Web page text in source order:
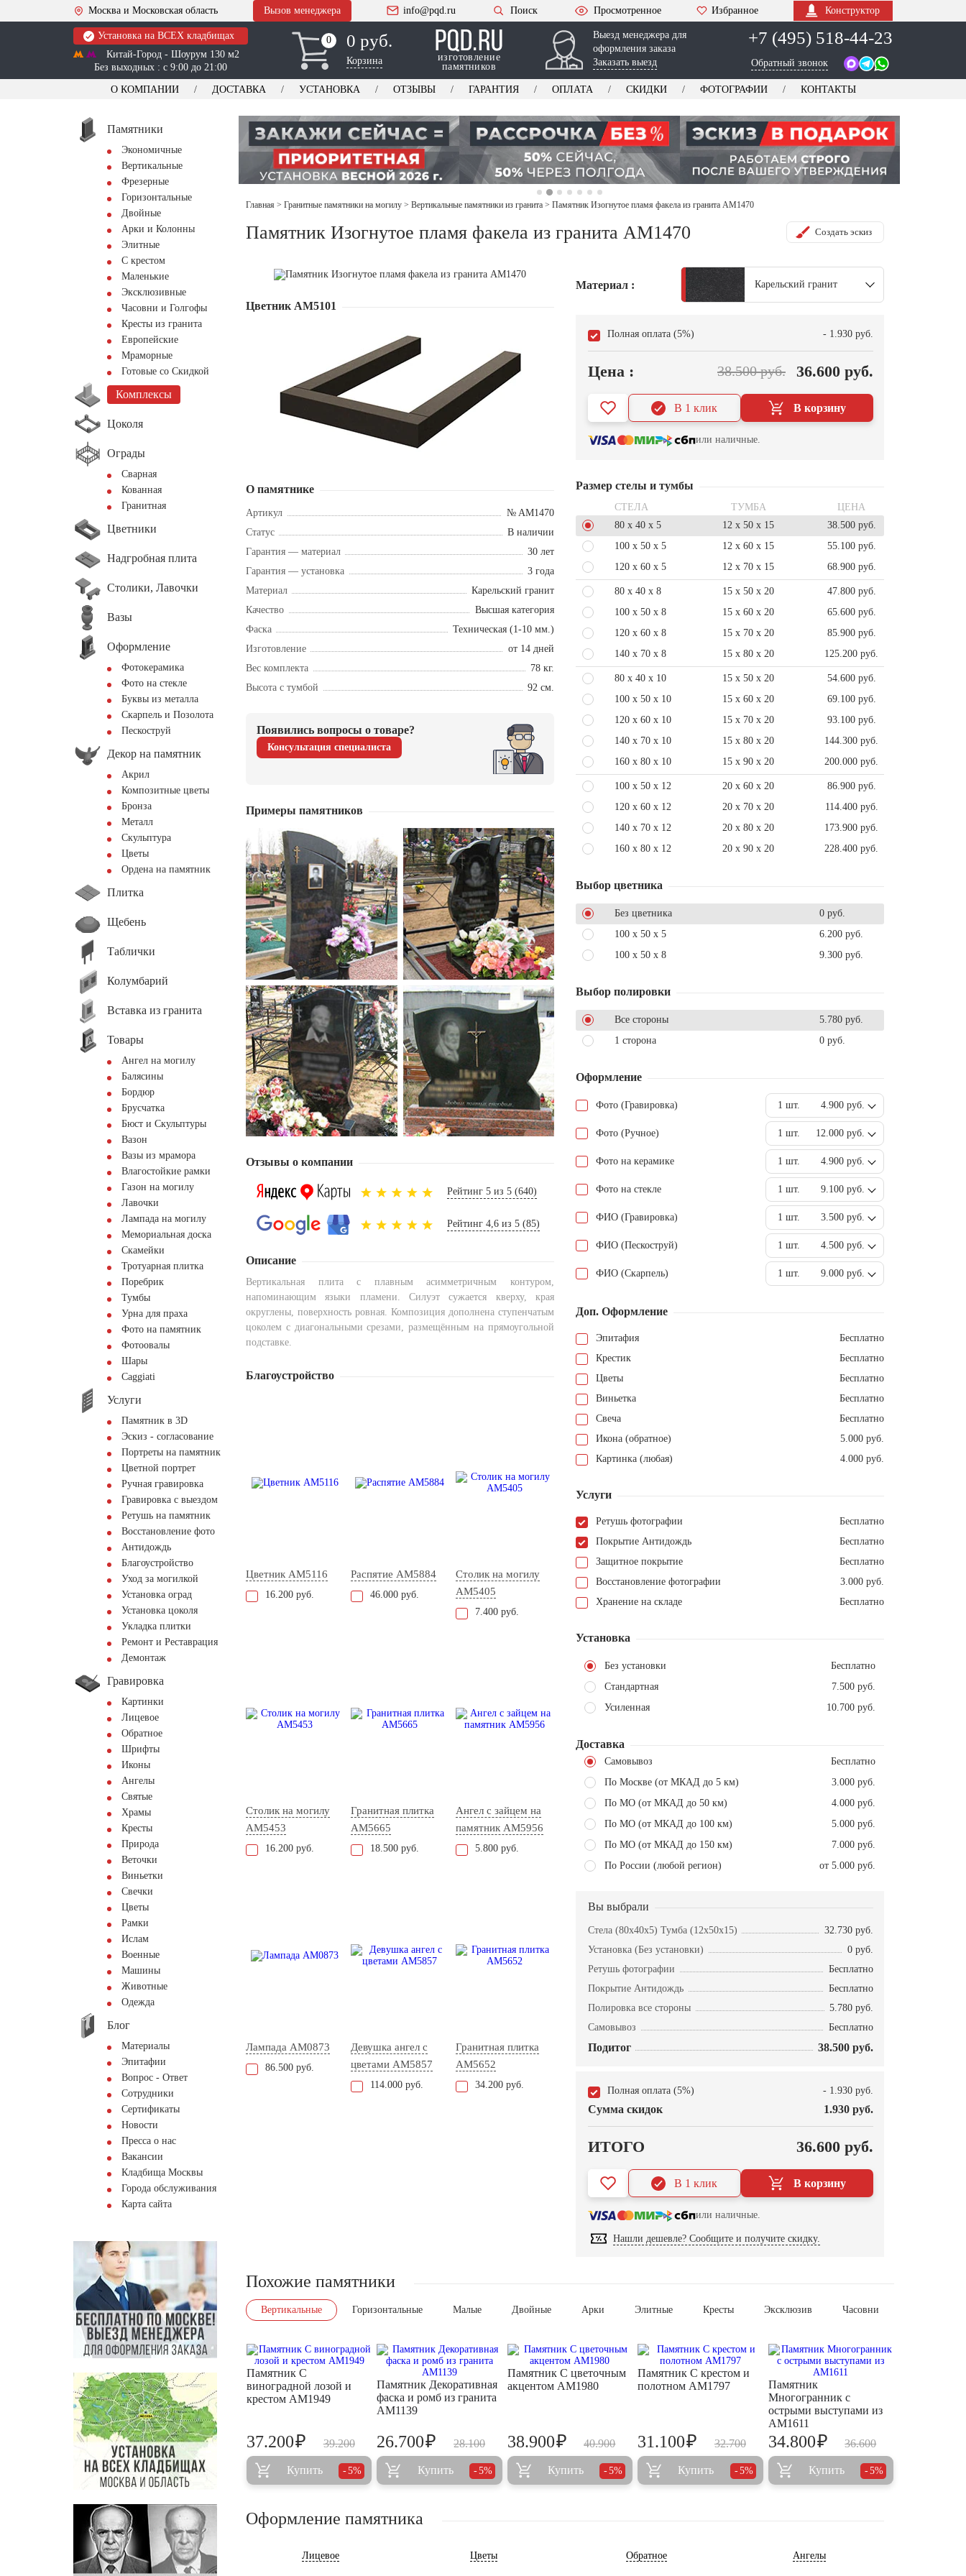
Москва и Московская область Вызов менеджера info@pqd.ru Поиск Просмотренное Избранное Конструктор
Установка на ВСЕХ кладбищах
Китай-Город - Шоурум 130 м2
Без выходных : с 9:00 до 21:00
0
0 0 руб.
Корзина
изготовление
памятников
Выезд менеджера для
оформления заказа
Заказать выезд
+7 (495) 518-44-23
Обратный звонок
О КОМПАНИИ ДОСТАВКА УСТАНОВКА ОТЗЫВЫ ГАРАНТИЯ ОПЛАТА СКИДКИ ФОТОГРАФИИ КОНТАКТЫ
Памятники
Экономичные
Вертикальные
Фрезерные
Горизонтальные
Двойные
Арки и Колонны
Элитные
С крестом
Маленькие
Эксклюзивные
Часовни и Голгофы
Кресты из гранита
Европейские
Мраморные
Готовые со Скидкой
Комплексы
Цоколя
Ограды
Сварная
Кованная
Гранитная
Цветники
Надгробная плита
Столики, Лавочки
Вазы
Оформление
Фотокерамика
Фото на стекле
Буквы из металла
Скарпель и Позолота
Пескоструй
Декор на памятник
Акрил
Композитные цветы
Бронза
Металл
Скульптура
Цветы
Ордена на памятник
Плитка
Щебень
Таблички
Колумбарий
Вставка из гранита
Товары
Ангел на могилу
Балясины
Бордюр
Брусчатка
Бюст и Скульптуры
Вазон
Вазы из мрамора
Влагостойкие рамки
Газон на могилу
Лавочки
Лампада на могилу
Мемориальная доска
Скамейки
Тротуарная плитка
Поребрик
Тумбы
Урна для праха
Фото на памятник
Фотоовалы
Шары
Сaggiati
Услуги
Памятник в 3D
Эскиз - согласование
Портреты на памятник
Цветной портрет
Ручная гравировка
Гравировка с выездом
Ретушь на памятник
Восстановление фото
Антидождь
Благоустройство
Уход за могилкой
Установка оград
Установка цоколя
Укладка плитки
Ремонт и Реставрация
Демонтаж
Гравировка
Картинки
Лицевое
Обратное
Шрифты
Иконы
Ангелы
Святые
Храмы
Кресты
Природа
Веточки
Виньетки
Свечки
Цветы
Рамки
Ислам
Военные
Машины
Животные
Одежда
Блог
Материалы
Эпитафии
Вопрос - Ответ
Сотрудники
Сертификаты
Новости
Пресса о нас
Вакансии
Кладбища Москвы
Города обслуживания
Карта сайта
Главная > Гранитные памятники на могилу > Вертикальные памятники из гранита > Памятник Изогнутое пламя факела из гранита AM1470
Памятник Изогнутое пламя факела из гранита AM1470 Создать эскиз
Цветник АМ5101
О памятнике
Артикул
№ AM1470
Статус
В наличии
Гарантия — материал
30 лет
Гарантия — установка
3 года
Материал
Карельский гранит
Качество
Высшая категория
Фаска
Техническая (1-10 мм.)
Изготовление
от 14 дней
Вес комплекта
78 кг.
Высота с тумбой
92 см.
Появились вопросы о товаре?
Консультация специалиста
Примеры памятников
Отзывы о компании
Рейтинг 5 из 5 (640)
Рейтинг 4,6 из 5 (85)
Описание
Вертикальная плита с плавным асимметричным контуром,
напоминающим языки пламени. Силуэт сужается кверху, края
округлены, поверхность ровная. Композиция дополнена ступенчатым
цоколем с диагональными срезами, размещённым на прямоугольной
подставке.
Благоустройство
Цветник AM5116
16.200 руб.
Распятие AM5884
46.000 руб.
Столик на могилу
AM5405
7.400 руб.
Столик на могилу
AM5453
16.200 руб.
Гранитная плитка
AM5665
18.500 руб.
Ангел с зайцем на
памятник AM5956
5.800 руб.
Лампада AM0873
86.500 руб.
Девушка ангел с
цветами AM5857
114.000 руб.
Гранитная плитка
AM5652
34.200 руб.
Материал : Карельский гранит
Полная оплата (5%) - 1.930 руб.
Цена : 38.500 руб. 36.600 руб.
В корзину
В 1 клик
или наличные.
Размер стелы и тумбы
СТЕЛА ТУМБА
ЦЕНА
80 x 40 x 5
12 x 50 x 15
38.500 руб.
100 x 50 x 5
12 x 60 x 15
55.100 руб.
120 x 60 x 5
12 x 70 x 15 68.900 руб.
80 x 40 x 8 15 x 50 x 20
47.800 руб.
100 x 50 x 8
15 x 60 x 20
65.600 руб.
120 x 60 x 8
15 x 70 x 20
85.900 руб.
140 x 70 x 8
15 x 80 x 20 125.200 руб.
80 x 40 x 10 15 x 50 x 20
54.600 руб.
100 x 50 x 10
15 x 60 x 20
69.100 руб.
120 x 60 x 10
15 x 70 x 20
93.100 руб.
140 x 70 x 10
15 x 80 x 20
144.300 руб.
160 x 80 x 10
15 x 90 x 20 200.000 руб.
100 x 50 x 12 20 x 60 x 20
86.900 руб.
120 x 60 x 12
20 x 70 x 20
114.400 руб.
140 x 70 x 12
20 x 80 x 20
173.900 руб.
160 x 80 x 12
20 x 90 x 20 228.400 руб.
Выбор цветника
Без цветника
0 руб.
100 x 50 x 5
6.200 руб.
100 x 50 x 8
9.300 руб.
Выбор полировки
Все стороны
5.780 руб.
1 сторона
0 руб.
Оформление
Фото (Гравировка) 1 шт. 4.900 руб.
Фото (Ручное) 1 шт. 12.000 руб.
Фото на керамике 1 шт. 4.900 руб.
Фото на стекле 1 шт. 9.100 руб.
ФИО (Гравировка) 1 шт. 3.500 руб.
ФИО (Пескоструй) 1 шт. 4.500 руб.
ФИО (Скарпель) 1 шт. 9.000 руб.
Доп. Оформление
Эпитафия
Бесплатно
Крестик
Бесплатно
Цветы
Бесплатно
Виньетка
Бесплатно
Свеча
Бесплатно
Икона (обратное)
5.000 руб.
Картинка (любая)
4.000 руб.
Услуги
Ретушь фотографии
Бесплатно
Покрытие Антидождь
Бесплатно
Защитное покрытие
Бесплатно
Восстановление фотографии
3.000 руб.
Хранение на складе
Бесплатно
Установка
Без установки
Бесплатно
Стандартная
7.500 руб.
Усиленная
10.700 руб.
Доставка
Самовывоз
Бесплатно
По Москве (от МКАД до 5 км)
3.000 руб.
По МО (от МКАД до 50 км)
4.000 руб.
По МО (от МКАД до 100 км)
5.000 руб.
По МО (от МКАД до 150 км)
7.000 руб.
По России (любой регион)
от 5.000 руб.
Вы выбрали
Стела (80x40x5) Тумба (12x50x15)
32.730 руб.
Установка (Без установки)
0 руб.
Ретушь фотографии
Бесплатно
Покрытие Антидождь
Бесплатно
Полировка все стороны
5.780 руб.
Самовывоз
Бесплатно
Подитог 38.500 руб.
Полная оплата (5%) - 1.930 руб.
Сумма скидок 1.930 руб.
ИТОГО 36.600 руб.
В корзину
В 1 клик
или наличные.
Нашли дешевле? Сообщите и получите скидку.
Похожие памятники
Вертикальные Горизонтальные Малые Двойные Арки Элитные Кресты Эксклюзив Часовни
Памятник С
виноградной лозой и
крестом AM1949
39.200
37.200₽
Купить 5%
Памятник Декоративная
фаска и ромб из гранита
AM1139
28.100
26.700₽
Купить 5%
Памятник С цветочным
акцентом AM1980
40.900
38.900₽
Купить 5%
Памятник С крестом и
полотном AM1797
32.700
31.100₽
Купить 5%
Памятник
Многогранник с
острыми выступами из
AM1611
36.600
34.800₽
Купить 5%
Оформление памятника
Лицевое Цветы Обратное Ангелы